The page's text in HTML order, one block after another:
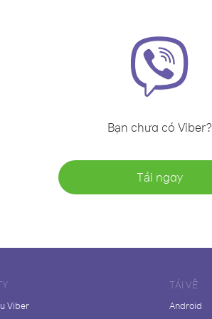
Bạn chưa có Viber?
Tải ngay
Viber
TẢI VỀ
Android